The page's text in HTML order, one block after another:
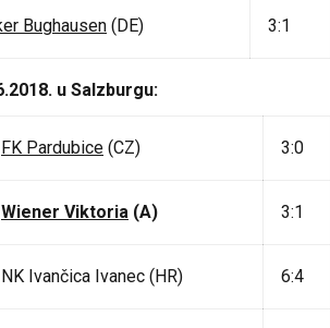
Bughausen (DE) 3:1
u Salzburgu:
FK Pardubice (CZ) 3:0
Wiener Viktoria (A) 3:1
NK Ivančica Ivanec (HR) 6:4